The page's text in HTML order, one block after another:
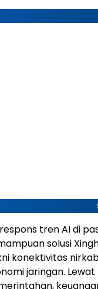
tren AI di
solusi
konektivitas
jaringan.